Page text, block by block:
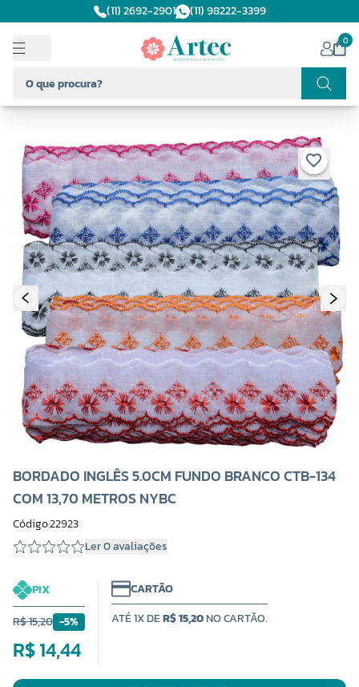
(11) 2692-2901 (11) 98222-3399
0
BORDADO INGLÊS 5.0CM FUNDO BRANCO CTB-134
COM 13,70 METROS NYBC
Código:22923
Ler 0 avaliações
PIX
R$ 15,20 -5%
R$ 14,44
CARTÃO
ATÉ 1X DER$ 15,20NO CARTÃO.